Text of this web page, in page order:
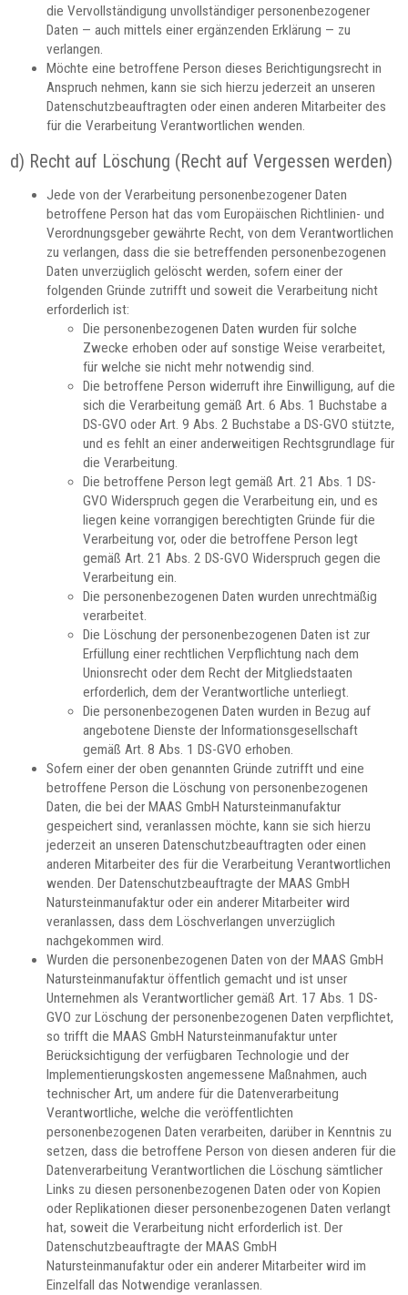
die Vervollständigung unvollständiger personenbezogener
Daten — auch mittels einer ergänzenden Erklärung — zu
verlangen.
Möchte eine betroffene Person dieses Berichtigungsrecht in
Anspruch nehmen, kann sie sich hierzu jederzeit an unseren
Datenschutzbeauftragten oder einen anderen Mitarbeiter des
für die Verarbeitung Verantwortlichen wenden.
d) Recht auf Löschung (Recht auf Vergessen werden)
Jede von der Verarbeitung personenbezogener Daten
betroffene Person hat das vom Europäischen Richtlinien- und
Verordnungsgeber gewährte Recht, von dem Verantwortlichen
zu verlangen, dass die sie betreffenden personenbezogenen
Daten unverzüglich gelöscht werden, sofern einer der
folgenden Gründe zutrifft und soweit die Verarbeitung nicht
erforderlich ist:
Die personenbezogenen Daten wurden für solche
Zwecke erhoben oder auf sonstige Weise verarbeitet,
für welche sie nicht mehr notwendig sind.
Die betroffene Person widerruft ihre Einwilligung, auf die
sich die Verarbeitung gemäß Art. 6 Abs. 1 Buchstabe a
DS-GVO oder Art. 9 Abs. 2 Buchstabe a DS-GVO stützte,
und es fehlt an einer anderweitigen Rechtsgrundlage für
die Verarbeitung.
Die betroffene Person legt gemäß Art. 21 Abs. 1 DS-
GVO Widerspruch gegen die Verarbeitung ein, und es
liegen keine vorrangigen berechtigten Gründe für die
Verarbeitung vor, oder die betroffene Person legt
gemäß Art. 21 Abs. 2 DS-GVO Widerspruch gegen die
Verarbeitung ein.
Die personenbezogenen Daten wurden unrechtmäßig
verarbeitet.
Die Löschung der personenbezogenen Daten ist zur
Erfüllung einer rechtlichen Verpflichtung nach dem
Unionsrecht oder dem Recht der Mitgliedstaaten
erforderlich, dem der Verantwortliche unterliegt.
Die personenbezogenen Daten wurden in Bezug auf
angebotene Dienste der Informationsgesellschaft
gemäß Art. 8 Abs. 1 DS-GVO erhoben.
Sofern einer der oben genannten Gründe zutrifft und eine
betroffene Person die Löschung von personenbezogenen
Daten, die bei der MAAS GmbH Natursteinmanufaktur
gespeichert sind, veranlassen möchte, kann sie sich hierzu
jederzeit an unseren Datenschutzbeauftragten oder einen
anderen Mitarbeiter des für die Verarbeitung Verantwortlichen
wenden. Der Datenschutzbeauftragte der MAAS GmbH
Natursteinmanufaktur oder ein anderer Mitarbeiter wird
veranlassen, dass dem Löschverlangen unverzüglich
nachgekommen wird.
Wurden die personenbezogenen Daten von der MAAS GmbH
Natursteinmanufaktur öffentlich gemacht und ist unser
Unternehmen als Verantwortlicher gemäß Art. 17 Abs. 1 DS-
GVO zur Löschung der personenbezogenen Daten verpflichtet,
so trifft die MAAS GmbH Natursteinmanufaktur unter
Berücksichtigung der verfügbaren Technologie und der
Implementierungskosten angemessene Maßnahmen, auch
technischer Art, um andere für die Datenverarbeitung
Verantwortliche, welche die veröffentlichten
personenbezogenen Daten verarbeiten, darüber in Kenntnis zu
setzen, dass die betroffene Person von diesen anderen für die
Datenverarbeitung Verantwortlichen die Löschung sämtlicher
Links zu diesen personenbezogenen Daten oder von Kopien
oder Replikationen dieser personenbezogenen Daten verlangt
hat, soweit die Verarbeitung nicht erforderlich ist. Der
Datenschutzbeauftragte der MAAS GmbH
Natursteinmanufaktur oder ein anderer Mitarbeiter wird im
Einzelfall das Notwendige veranlassen.